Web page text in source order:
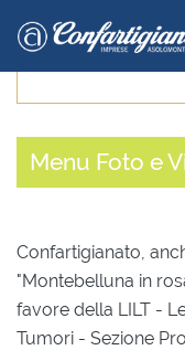
Menu Foto e
Confartigianato,
"Montebelluna in
favore della LILT -
Tumori - Sezione